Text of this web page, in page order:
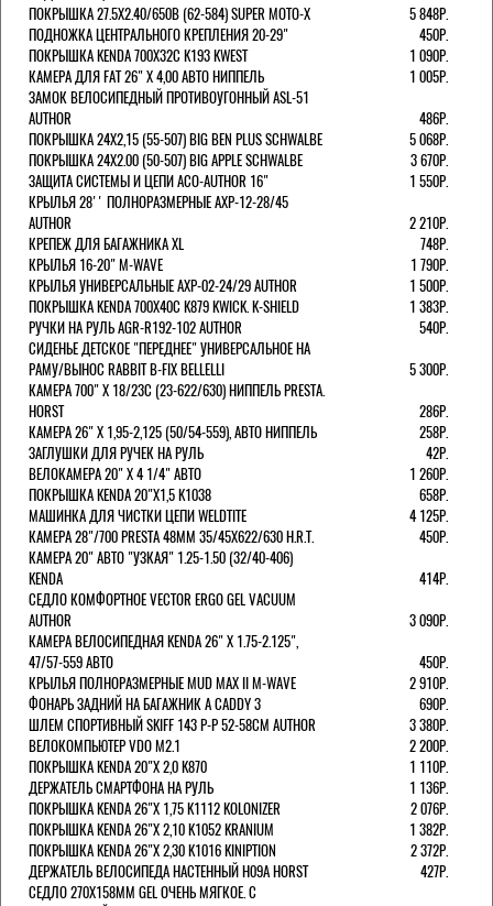
ПОКРЫШКА 27.5X2.40/650B (62-584) SUPER MOTO-X
5 848Р.
ПОДНОЖКА ЦЕНТРАЛЬНОГО КРЕПЛЕНИЯ 20-29"
450Р.
ПОКРЫШКА KENDA 700Х32С K193 KWEST
1 090Р.
КАМЕРА ДЛЯ FAT 26" X 4,00 АВТО НИППЕЛЬ
1 005Р.
ЗАМОК ВЕЛОСИПЕДНЫЙ ПРОТИВОУГОННЫЙ ASL-51
AUTHOR
486Р.
ПОКРЫШКА 24X2,15 (55-507) BIG BEN PLUS SCHWALBE
5 068Р.
ПОКРЫШКА 24X2.00 (50-507) BIG APPLE SCHWALBE
3 670Р.
ЗАЩИТА СИСТЕМЫ И ЦЕПИ ACO-AUTHOR 16"
1 550Р.
КРЫЛЬЯ 28'' ПОЛНОРАЗМЕРНЫЕ AXP-12-28/45
AUTHOR
2 210Р.
КРЕПЕЖ ДЛЯ БАГАЖНИКА XL
748Р.
КРЫЛЬЯ 16-20" M-WAVE
1 790Р.
КРЫЛЬЯ УНИВЕРСАЛЬНЫЕ AXP-02-24/29 AUTHOR
1 500Р.
ПОКРЫШКА KENDA 700Х40С K879 KWICK. K-SHIELD
1 383Р.
РУЧКИ НА РУЛЬ AGR-R192-102 AUTHOR
540Р.
СИДЕНЬЕ ДЕТСКОЕ "ПЕРЕДНЕЕ" УНИВЕРСАЛЬНОЕ НА
РАМУ/ВЫНОС RABBIT B-FIX BELLELLI
5 300Р.
КАМЕРА 700" Х 18/23C (23-622/630) НИППЕЛЬ PRESTA.
HORST
286Р.
КАМЕРА 26" X 1,95-2,125 (50/54-559), АВТО НИППЕЛЬ
258Р.
ЗАГЛУШКИ ДЛЯ РУЧЕК НА РУЛЬ
42Р.
ВЕЛОКАМЕРА 20" Х 4 1/4" АВТО
1 260Р.
ПОКРЫШКА KENDA 20"Х1,5 K1038
658Р.
МАШИНКА ДЛЯ ЧИСТКИ ЦЕПИ WELDTITE
4 125Р.
КАМЕРА 28"/700 PRESTA 48ММ 35/45Х622/630 H.R.T.
450Р.
КАМЕРА 20" АВТО "УЗКАЯ" 1.25-1.50 (32/40-406)
KENDA
414Р.
СЕДЛО КОМФОРТНОЕ VECTOR ERGO GEL VACUUM
AUTHOR
3 090Р.
КАМЕРА ВЕЛОСИПЕДНАЯ KENDA 26" Х 1.75-2.125",
47/57-559 АВТО
450Р.
КРЫЛЬЯ ПОЛНОРАЗМЕРНЫЕ MUD MAX II M-WAVE
2 910Р.
ФОНАРЬ ЗАДНИЙ НА БАГАЖНИК A CADDY 3
690Р.
ШЛЕМ СПОРТИВНЫЙ SKIFF 143 Р-Р 52-58СМ AUTHOR
3 380Р.
ВЕЛОКОМПЬЮТЕР VDO M2.1
2 200Р.
ПОКРЫШКА KENDA 20"Х 2,0 K870
1 110Р.
ДЕРЖАТЕЛЬ СМАРТФОНА НА РУЛЬ
1 136Р.
ПОКРЫШКА KENDA 26"Х 1,75 K1112 KOLONIZER
2 076Р.
ПОКРЫШКА KENDA 26"Х 2,10 K1052 KRANIUM
1 382Р.
ПОКРЫШКА KENDA 26"Х 2,30 K1016 KINIPTION
2 372Р.
ДЕРЖАТЕЛЬ ВЕЛОСИПЕДА НАСТЕННЫЙ H09A HORST
427Р.
СЕДЛО 270Х158ММ GEL ОЧЕНЬ МЯГКОЕ. С